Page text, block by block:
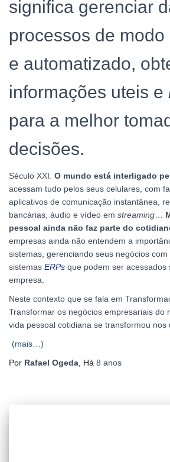
significa gerenciar
processos de
e automatizado,
informações uteis e
para a melhor
decisões.
Século XXI. O mundo está interligado
acessam tudo pelos seus celulares, com
aplicativos de comunicação instantânea,
bancárias, áudio e vídeo em streaming
pessoal ainda não faz parte do
empresas ainda não entendem a
sistemas, gerenciando seus negócios
sistemas ERPs que podem ser acessados
empresa.
Neste contexto que se fala em
Transformar os negócios empresariais do
vida pessoal cotidiana se transformou nos
(mais…)
Por Rafael Ogeda , Há 8 anos